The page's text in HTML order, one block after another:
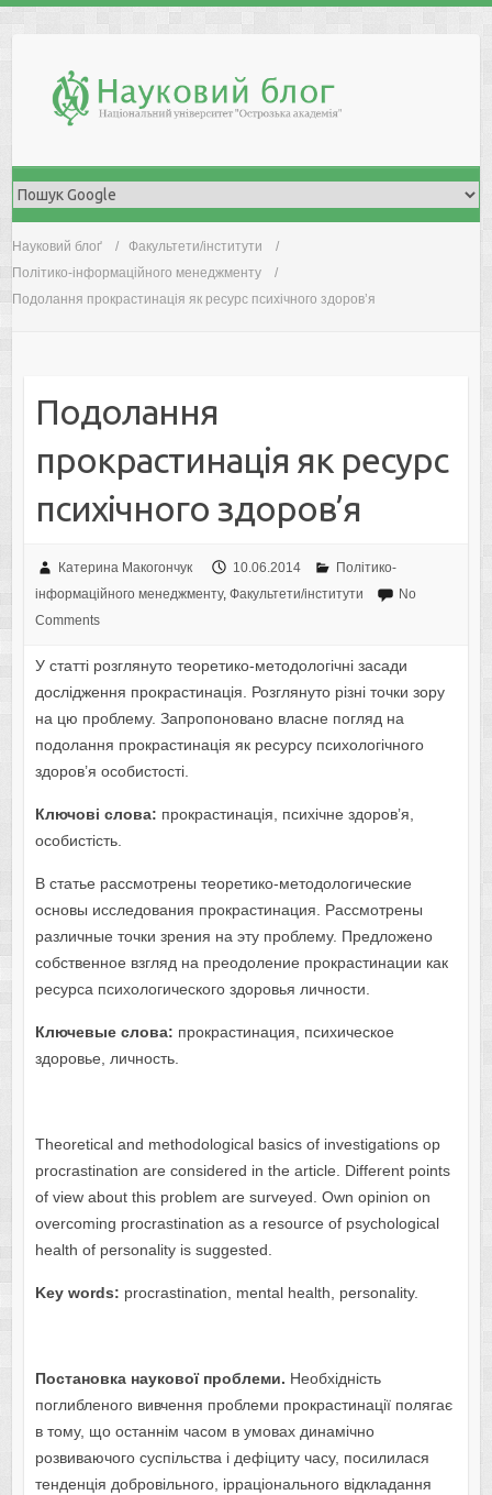
Науковий блоґ
Факультети/інститути
Політико-інформаційного менеджменту
Подолання прокрастинація як ресурс психічного здоров’я
Подолання
прокрастинація як ресурс
психічного здоров’я
Катерина Макогончук 10.06.2014
Політико-
інформаційного менеджменту, Факультети/інститути
No
Comments
У статті розглянуто теоретико-методологічні засади
дослідження прокрастинація. Розглянуто різні точки зору
на цю проблему. Запропоновано власне погляд на
подолання прокрастинація як ресурсу психологічного
здоров’я особистості.
Ключові слова: прокрастинація, психічне здоров’я,
особистість.
В статье рассмотрены теоретико-методологические
основы исследования прокрастинация. Рассмотрены
различные точки зрения на эту проблему. Предложено
собственное взгляд на преодоление прокрастинации как
ресурса психологического здоровья личности.
Ключевые слова: прокрастинация, психическое
здоровье, личность.
Theoretical and methodological basics of investigations op
procrastination are considered in the article. Different points
of view about this problem are surveyed. Own opinion on
overcoming procrastination as a resource of psychological
health of personality is suggested.
Key words: procrastination, mental health, personality.
Постановка наукової проблеми. Необхідність
поглибленого вивчення проблеми прокрастинації полягає
в тому, що останнім часом в умовах динамічно
розвиваючого суспільства і дефіциту часу, посилилася
тенденція добровільного, ірраціонального відкладання